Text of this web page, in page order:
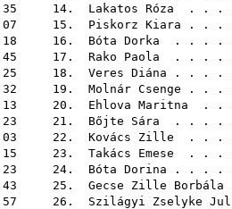
14. Lakatos Róza . . .
15. Piskorz Kiara . . .
16. Bóta Dorka . . . .
17. Rako Paola . . . .
18. Veres Diána . . . .
19. Molnár Csenge . . .
20. Ehlova Maritna . .
21. Bőjte Sára . . . .
22. Kovács Zille . . .
23. Takács Emese . . .
24. Bóta Dorina . . . .
25. Gecse Zille Borbála
26. Szilágyi Zselyke